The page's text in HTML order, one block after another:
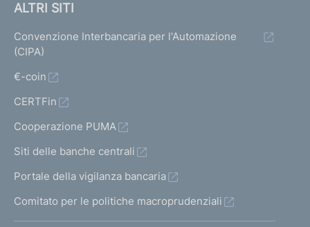
ALTRI SITI
Convenzione Interbancaria per l'Automazione
(CIPA)
€-coin
CERTFin
Cooperazione PUMA
Siti delle banche centrali
Portale della vigilanza bancaria
Comitato per le politiche macroprudenziali